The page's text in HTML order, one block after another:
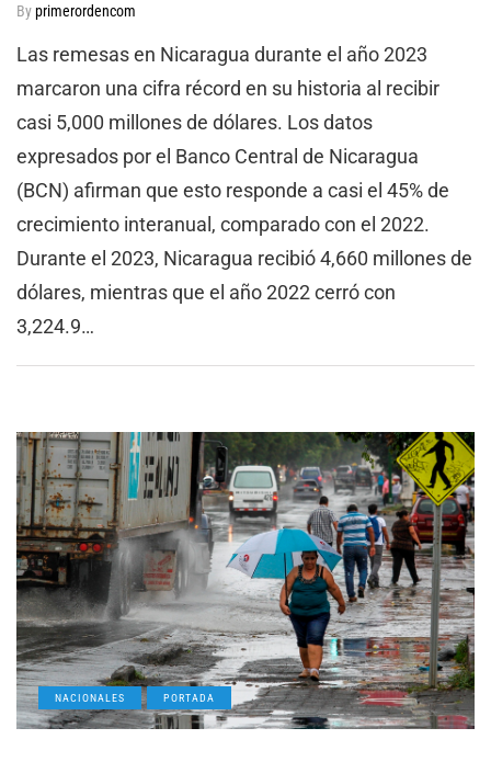
Byprimerordencom
Las remesas en Nicaragua durante el año 2023
marcaron una cifra récord en su historia al recibir
casi 5,000 millones de dólares. Los datos
expresados por el Banco Central de Nicaragua
(BCN) afirman que esto responde a casi el 45% de
crecimiento interanual, comparado con el 2022.
Durante el 2023, Nicaragua recibió 4,660 millones de
dólares, mientras que el año 2022 cerró con
3,224.9…
NACIONALES PORTADA